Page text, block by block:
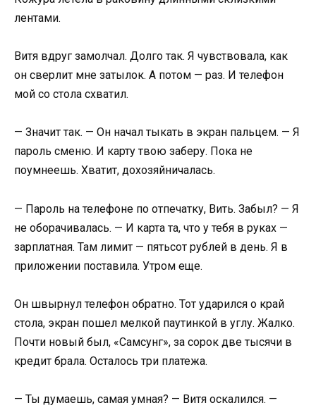
лентами.
Витя вдруг замолчал. Долго так. Я чувствовала, как
он сверлит мне затылок. А потом — раз. И телефон
мой со стола схватил.
— Значит так. — Он начал тыкать в экран пальцем. — Я
пароль сменю. И карту твою заберу. Пока не
поумнеешь. Хватит, дохозяйничалась.
— Пароль на телефоне по отпечатку, Вить. Забыл? — Я
не оборачивалась. — И карта та, что у тебя в руках —
зарплатная. Там лимит — пятьсот рублей в день. Я в
приложении поставила. Утром еще.
Он швырнул телефон обратно. Тот ударился о край
стола, экран пошел мелкой паутинкой в углу. Жалко.
Почти новый был, «Самсунг», за сорок две тысячи в
кредит брала. Осталось три платежа.
— Ты думаешь, самая умная? — Витя оскалился. —